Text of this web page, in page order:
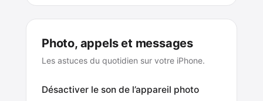
Photo, appels et messages
Les astuces du quotidien sur votre iPhone.
Désactiver le son de l’appareil photo